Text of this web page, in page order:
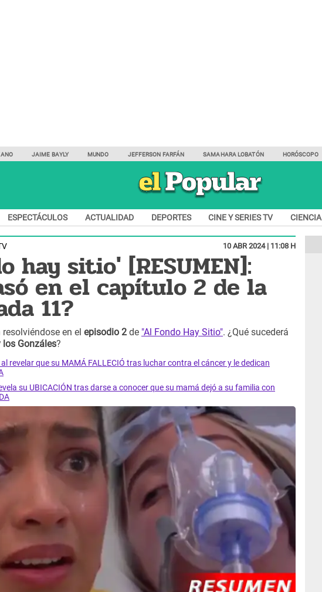
JAIME BAYLY MUNDO JEFFERSON FARFÁN SAMAHARA LOBATÓN HORÓSCOPO
ESPECTÁCULOS ACTUALIDAD DEPORTES CINE Y SERIES TV CIENCIA
10 ABR 2024 | 11:08 H
hay sitio' [RESUMEN]:
en el capítulo 2 de la
11?
en el episodio 2 de "Al Fondo Hay Sitio". ¿Qué sucederá
los Gonzáles?
revelar que su MAMÁ FALLECIÓ tras luchar contra el cáncer y le dedican
su UBICACIÓN tras darse a conocer que su mamá dejó a su familia con